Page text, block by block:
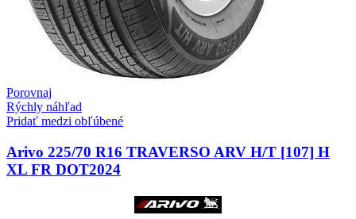
Porovnaj
Rýchly náhľad
Pridať medzi obľúbené
Arivo 225/70 R16 TRAVERSO ARV H/T [107] H
XL FR DOT2024